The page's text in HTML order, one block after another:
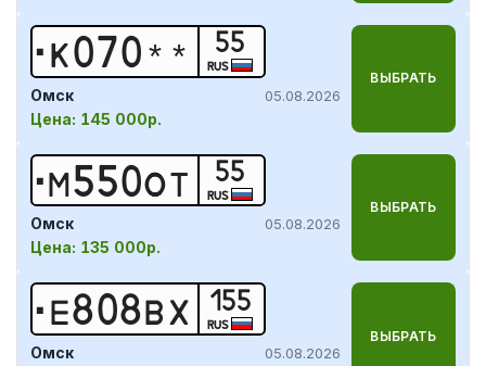
К070 * * 55
RUS
Омск 05.08.2026
Цена: 145 000р.
ВЫБРАТЬ
М550ОТ 55
RUS
Омск 05.08.2026
Цена: 135 000р.
ВЫБРАТЬ
Е808В Х 155
RUS
Омск 05.08.2026
ВЫБРАТЬ